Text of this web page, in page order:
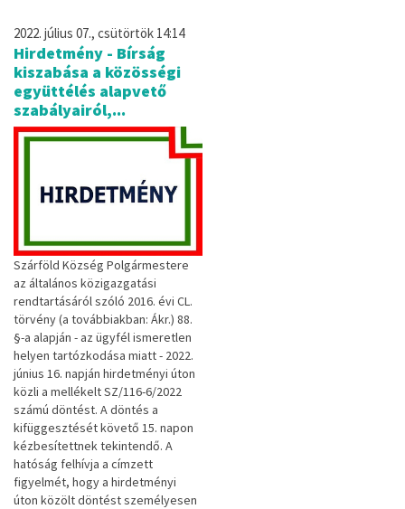
2022. július 07., csütörtök 14:14
Hirdetmény - Bírság
kiszabása a közösségi
együttélés alapvető
szabályairól,...
Szárföld Község Polgármestere
az általános közigazgatási
rendtartásáról szóló 2016. évi CL.
törvény (a továbbiakban: Ákr.) 88.
§-a alapján - az ügyfél ismeretlen
helyen tartózkodása miatt - 2022.
június 16. napján hirdetményi úton
közli a mellékelt SZ/116-6/2022
számú döntést. A döntés a
kifüggesztését követő 15. napon
kézbesítettnek tekintendő. A
hatóság felhívja a címzett
figyelmét, hogy a hirdetményi
úton közölt döntést személyesen